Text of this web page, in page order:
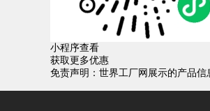
小程序查看
获取更多优惠
免责声明：世界工厂网展示的产品